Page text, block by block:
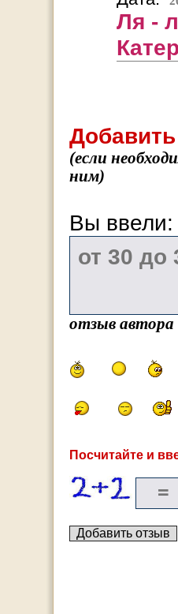
Ля -
(если
ним)
Вы
отзыв
Посчитайте и